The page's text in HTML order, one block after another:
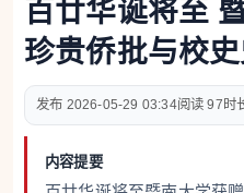
百廿华诞将至
珍贵侨批与校
2026-05-29 03:34 97
内容提要